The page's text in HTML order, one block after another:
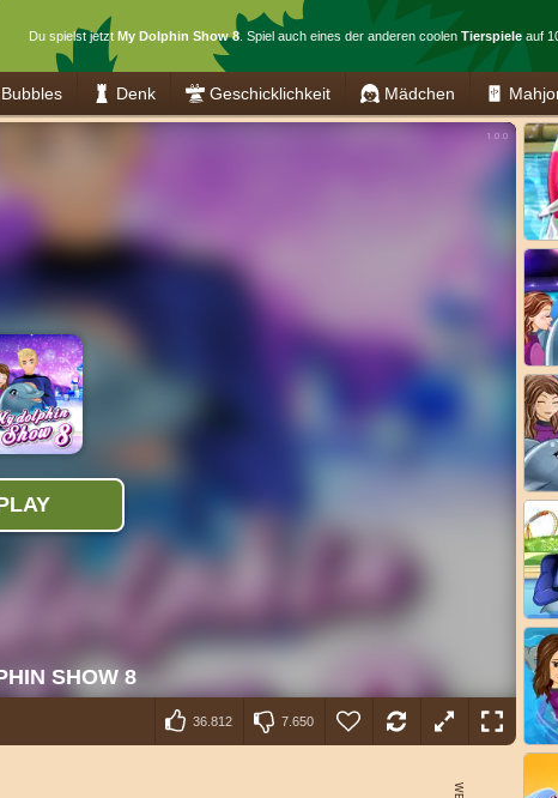
Du spielst jetzt My Dolphin Show 8. Spiel auch eines der anderen coolen Tierspieleauf
Bubbles Denk Geschicklichkeit Mädchen
36.812 7.650